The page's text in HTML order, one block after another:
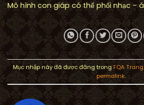
Mô hình con giáp có thể phối nhạc –
Mục nhập này đã được đăng trongFQA
permalink.